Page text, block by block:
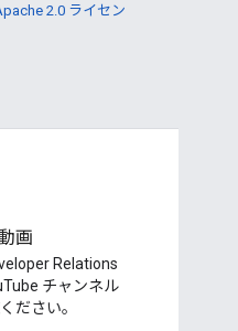
2.0 ライセン
画
Relations
チャンネル
ださい。